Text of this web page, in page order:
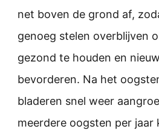
net boven de grond af,
genoeg stelen overblijven
gezond te houden en
bevorderen. Na het
bladeren snel weer
meerdere oogsten per jaar